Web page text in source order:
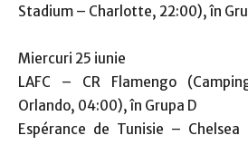
Stadium – Charlotte, 22:00), în
Miercuri 25 iunie
LAFC – CR Flamengo
Orlando, 04:00), în Grupa D
Espérance de Tunisie – Chelsea